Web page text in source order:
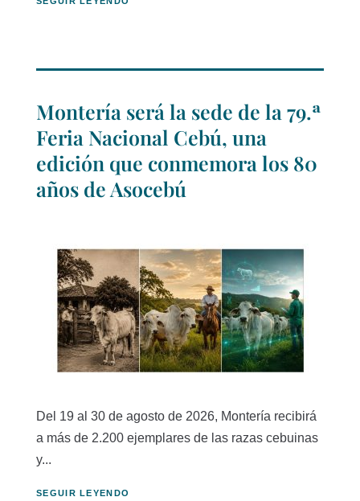
Montería será la sede de la 79.ª
Feria Nacional Cebú, una
edición que conmemora los 80
años de Asocebú
Del 19 al 30 de agosto de 2026, Montería recibirá
a más de 2.200 ejemplares de las razas cebuinas
y...
SEGUIR LEYENDO